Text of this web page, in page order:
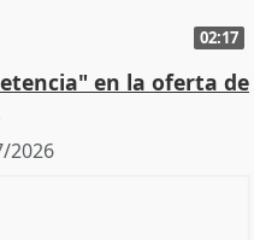
02:17
en la oferta de
2026